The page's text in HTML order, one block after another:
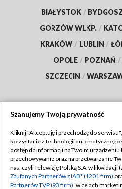
BIAŁYSTOK /
GORZÓW WLKP. /
KRAKÓW / LUBLIN /
OPOLE / POZNAŃ /
SZCZECIN /
TVP
Abonament TVP
Emisja w TVP
Polityka
Szanujemy Twoją prywatność
Kliknij "Akceptuję i przechodzę do
korzystanie z technologii automatycznego
dostęp do informacji na Twoim urządzeniu
przechowywanie oraz na przetwarzanie
nas, czyli Telewizję Polską S.A. w likwidacji
Zaufanych Partnerów z IAB* (1201 firm)
Partnerów TVP (93 firm), w celach